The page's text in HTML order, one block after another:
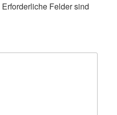
Erforderliche Felder sind